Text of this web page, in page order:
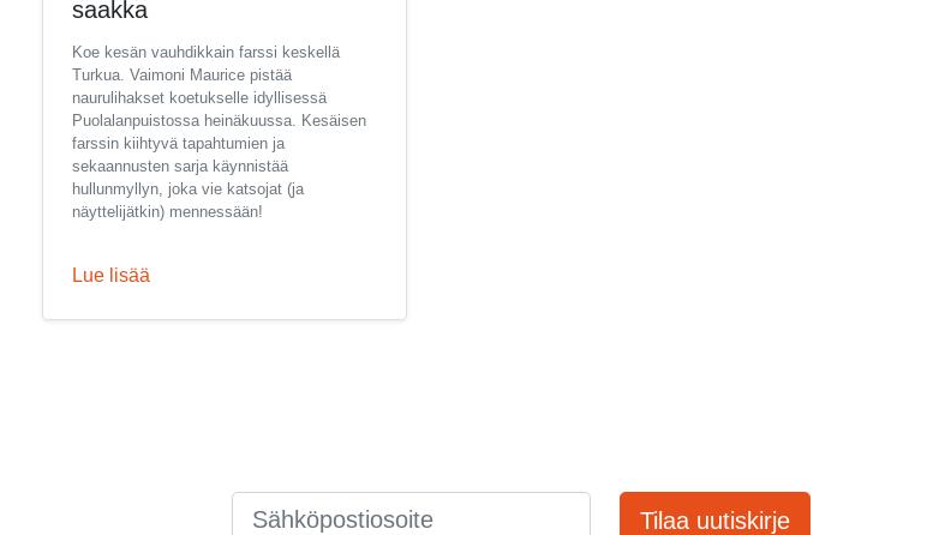
saakka
Koe kesän vauhdikkain farssi keskellä
Turkua. Vaimoni Maurice pistää
naurulihakset koetukselle idyllisessä
Puolalanpuistossa heinäkuussa. Kesäisen
farssin kiihtyvä tapahtumien ja
sekaannusten sarja käynnistää
hullunmyllyn, joka vie katsojat (ja
näyttelijätkin) mennessään!
Lue lisää
Tilaa uutiskirje